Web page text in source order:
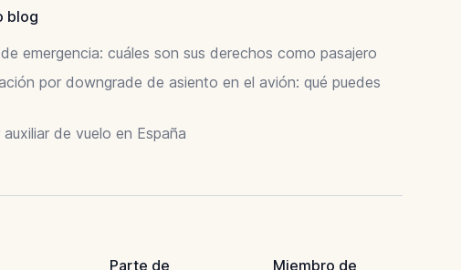
blog
emergencia: cuáles son sus derechos como pasajero
por downgrade de asiento en el avión: qué puedes
de vuelo en España
Parte de Miembro de